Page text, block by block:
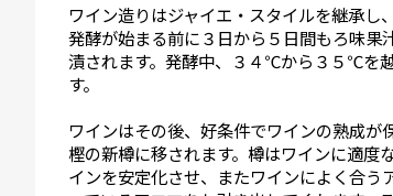
ワイン造りはジャイエ・スタイルを継承し
発酵が始まる前に３日から５日間もろ味
漬されます。発酵中、３４℃から３５℃を
す。
ワインはその後、好条件でワインの熟成が
樫の新樽に移されます。樽はワインに適度
インを安定化させ、またワインによく合う